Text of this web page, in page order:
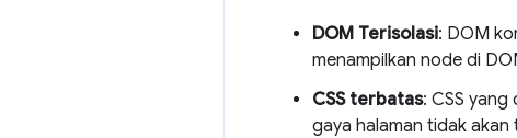
DOM Terisolasi: DOM
menampilkan node di
CSS terbatas: CSS
gaya halaman tidak akan